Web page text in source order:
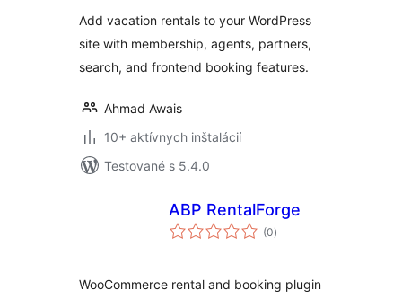
Add vacation rentals to your WordPress
site with membership, agents, partners,
search, and frontend booking features.
Ahmad Awais
10+ aktívnych inštalácií
Testované s 5.4.0
ABP RentalForge
(0celkové
hodnotenie
)
WooCommerce rental and booking plugin